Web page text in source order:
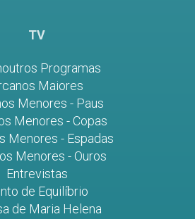
TV
Programas
Maiores
Menores - Paus
Menores - Copas
Menores - Espadas
Menores - Ouros
Entrevistas
de Equilíbrio
de Maria Helena